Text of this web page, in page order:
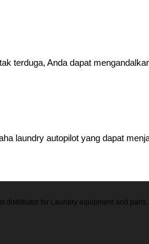
terduga, Anda dapat
laundry autopilot yang dapat
distributor for Laundry equipment and